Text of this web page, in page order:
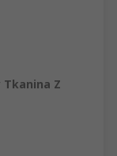
Tkanina Z